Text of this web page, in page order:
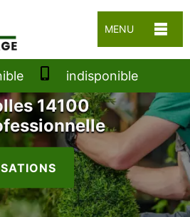
MENU
indisponible
14100